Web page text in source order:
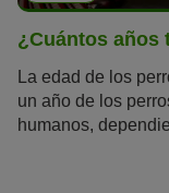
¿Cuántos años
La edad de los
un año de los
humanos,